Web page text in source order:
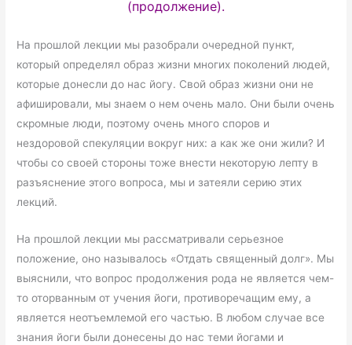
(продолжение).
На прошлой лекции мы разобрали очередной пункт,
который определял образ жизни многих поколений людей,
которые донесли до нас йогу. Свой образ жизни они не
афишировали, мы знаем о нем очень мало. Они были очень
скромные люди, поэтому очень много споров и
нездоровой спекуляции вокруг них: а как же они жили? И
чтобы со своей стороны тоже внести некоторую лепту в
разъяснение этого вопроса, мы и затеяли серию этих
лекций.
На прошлой лекции мы рассматривали серьезное
положение, оно называлось «Отдать священный долг». Мы
выяснили, что вопрос продолжения рода не является чем-
то оторванным от учения йоги, противоречащим ему, а
является неотъемлемой его частью. В любом случае все
знания йоги были донесены до нас теми йогами и